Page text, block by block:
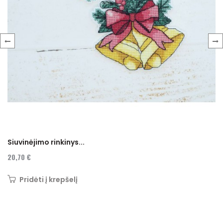
Siuvinėjimo rinkinys...
20,70 €
Pridėti į krepšelį